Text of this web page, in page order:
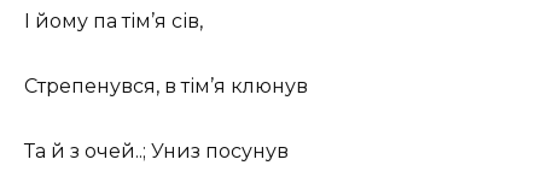
І йому па тім’я сів,
Стрепенувся, в тім’я клюнув
Та й з очей..; Униз посунув